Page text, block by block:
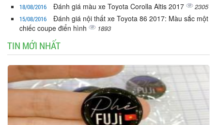
18/08/2016 Đánh giá màu xe Toyota Corolla Altis 2017 2305
15/08/2016
Đánh giá nội thất xe Toyota 86 2017: Màu sắc một
chiếc coupe điển hình
1893
TIN MỚI NHẤT